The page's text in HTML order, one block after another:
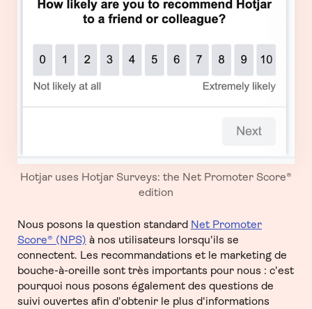
Hotjar uses Hotjar Surveys: the Net Promoter Score®
edition
Nous posons la question standard Net Promoter
Score® (NPS) à nos utilisateurs lorsqu'ils se
connectent. Les recommandations et le marketing de
bouche-à-oreille sont très importants pour nous : c'est
pourquoi nous posons également des questions de
suivi ouvertes afin d'obtenir le plus d'informations